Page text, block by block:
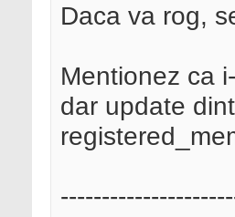
Daca va rog,
Mentionez ca
dar update